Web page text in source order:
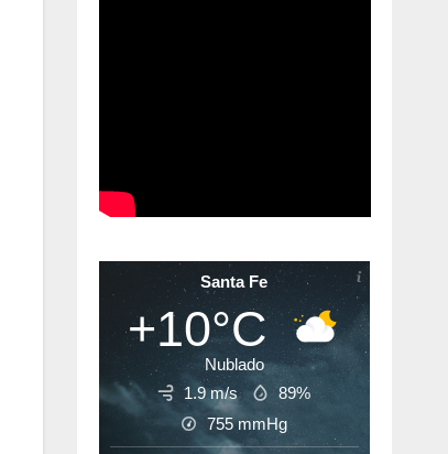
Santa Fe
+10°C
Nublado
1.9 m/s
89%
755mmHg